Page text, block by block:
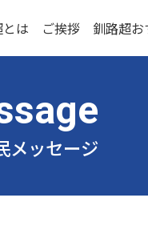
は ご挨拶 釧路超お
メッセージ